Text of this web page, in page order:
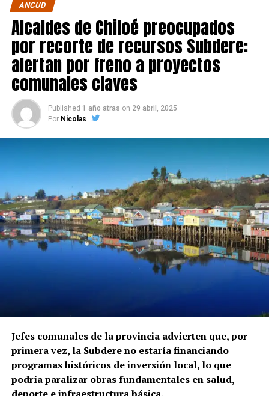
ANCUD
Alcaldes de Chiloé preocupados
por recorte de recursos Subdere:
alertan por freno a proyectos
comunales claves
Published 1 año atras on 29 abril, 2025
Por Nicolas
Jefes comunales de la provincia advierten que, por
primera vez, la Subdere no estaría financiando
programas históricos de inversión local, lo que
podría paralizar obras fundamentales en salud,